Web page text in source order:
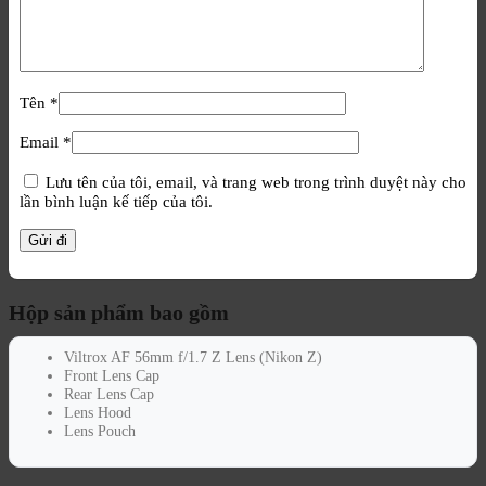
Tên *
Email *
Lưu tên của tôi, email, và trang web trong trình duyệt này cho
lần bình luận kế tiếp của tôi.
Hộp sản phẩm bao gồm
Viltrox AF 56mm f/1.7 Z Lens (Nikon Z)
Front Lens Cap
Rear Lens Cap
Lens Hood
Lens Pouch